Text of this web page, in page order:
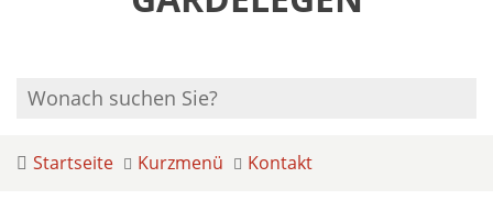
Startseite Kurzmenü Kontakt